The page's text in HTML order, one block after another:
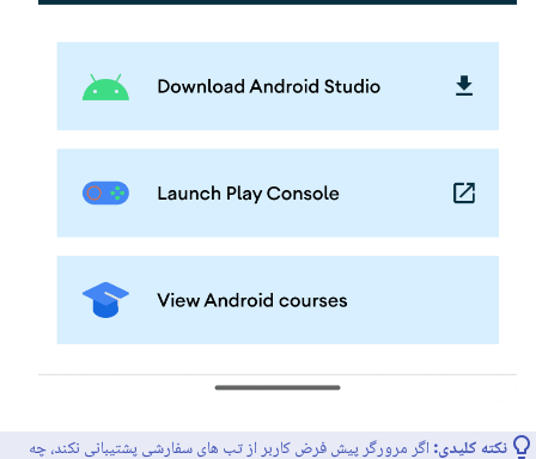
نکته کلیدی: اگر مرورگر پیش فرض کاربر از تب های سفارشی پشتیبانی نکند، چه